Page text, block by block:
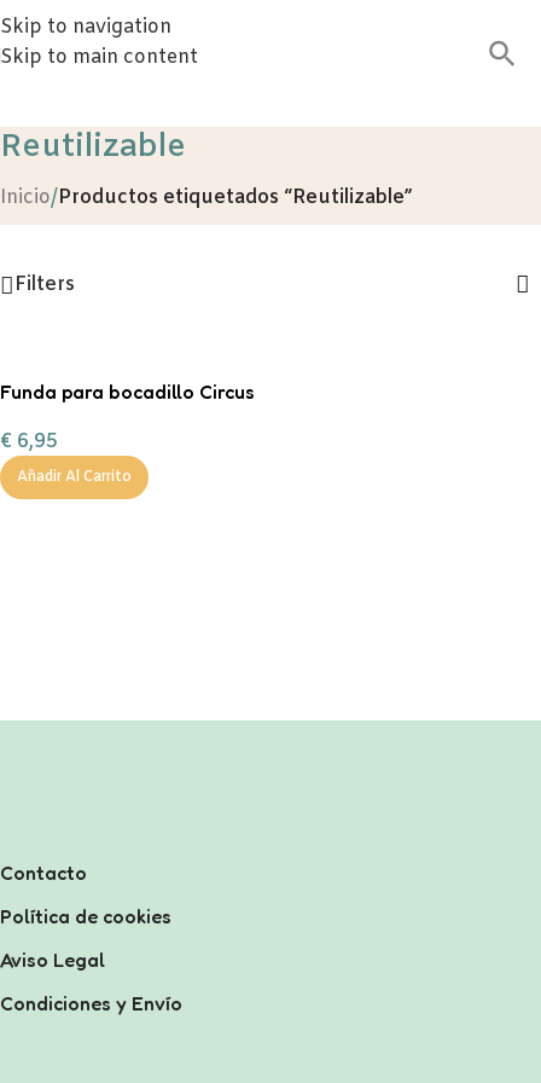
Skip to navigation
Skip to main content
Reutilizable
Inicio/Productos etiquetados “Reutilizable”
Filters
Funda para bocadillo Circus
€ 6,95
Añadir Al Carrito
Contacto
Política de cookies
Aviso Legal
Condiciones y Envío